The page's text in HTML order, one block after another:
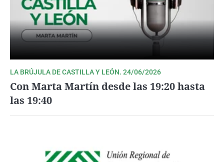
LA BRÚJULA DE CASTILLA Y LEÓN. 24/06/2026
Con Marta Martín desde las 19:20 hasta
las 19:40